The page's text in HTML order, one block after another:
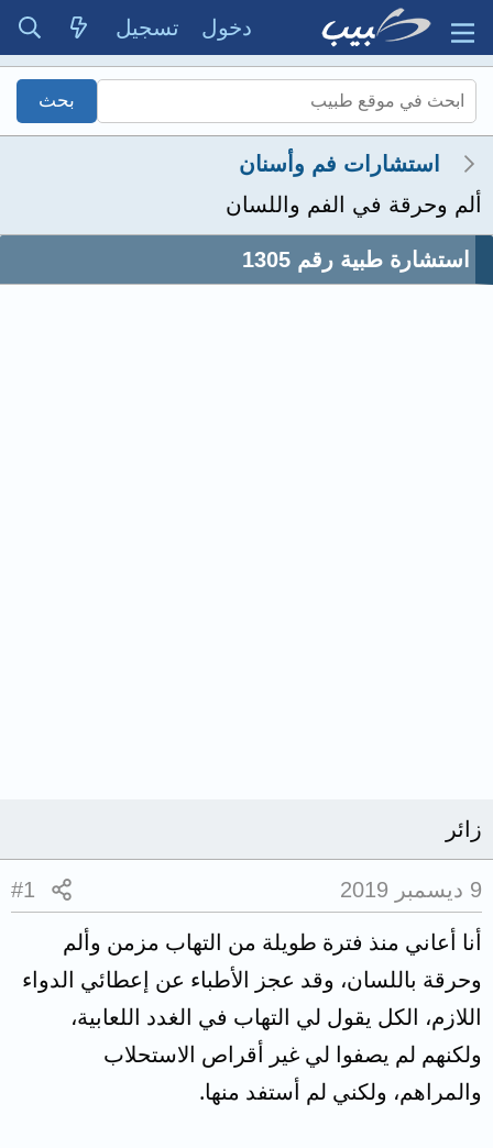
دخول تسجيل
استشارات فم وأسنان
ألم وحرقة في الفم واللسان
استشارة طبية رقم 1305
زائر
9 ديسمبر 2019 #1
أنا أعاني منذ فترة طويلة من التهاب مزمن وألم
وحرقة باللسان، وقد عجز الأطباء عن إعطائي الدواء
اللازم، الكل يقول لي التهاب في الغدد اللعابية،
ولكنهم لم يصفوا لي غير أقراص الاستحلاب
والمراهم، ولكني لم أستفد منها.